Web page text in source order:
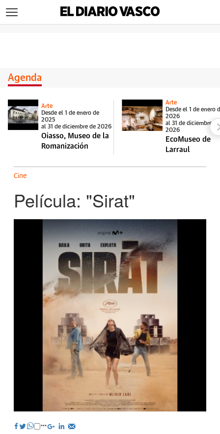
Agenda
Arte
Desde el 1 de enero de
2025
al 31 de diciembre de 2026
Oiasso, Museo de la
Romanización
Arte
Desde el 1 de enero
2026
al 31 de diciembre de
2026
EcoMuseo de
Larraul
Cine
Película: "Sirat"